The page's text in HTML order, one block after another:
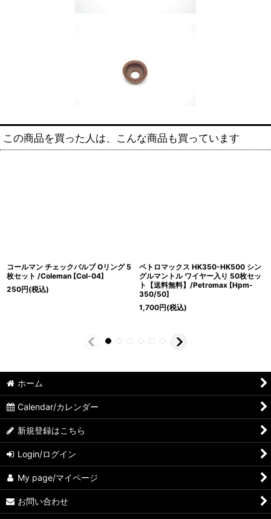
この商品を買った人は、こんな商品も買っています
コールマン チェックバルブ Oリング 5
枚セット /Coleman [Col-04]
250円(税込)
ペトロマックス HK350-HK500 シン
グルマントル ワイヤー入り 50枚セッ
ト【送料無料】/Petromax [Hpm-
350/50]
1,700円(税込)
ホーム
Calendar/カレンダー
新規登録はこちら
Login/ログイン
My page/マイページ
お問い合わせ